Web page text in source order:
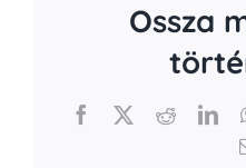
Ossza
Facebook Reddit